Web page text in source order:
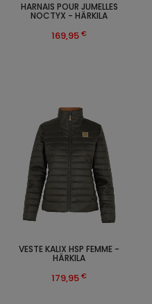
VESTE KALIX HSP FEMME -
HÄRKILA
179,95 €
HARNAIS POUR JUMELLES
NOCTYX - HÄRKILA
169,95 €